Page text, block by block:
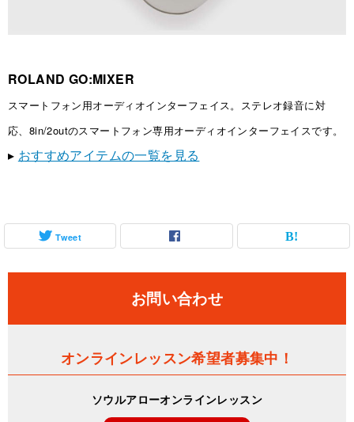
ROLAND GO:MIXER
スマートフォン用オーディオインターフェイス。ステレオ録音に対
応、8in/2outのスマートフォン専用オーディオインターフェイスです。
▸ おすすめアイテムの一覧を見る
Tweet
お問い合わせ
オンラインレッスン希望者募集中！
ソウルアローオンラインレッスン